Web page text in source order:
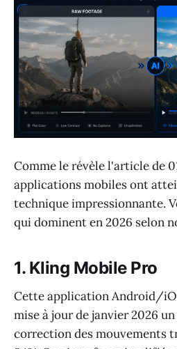
Comme le révèle l'article de
applications mobiles ont
technique impressionnante.
qui dominent en 2026 selon
1. Kling Mobile Pro
Cette application Android/
mise à jour de janvier 2026
correction des mouvements